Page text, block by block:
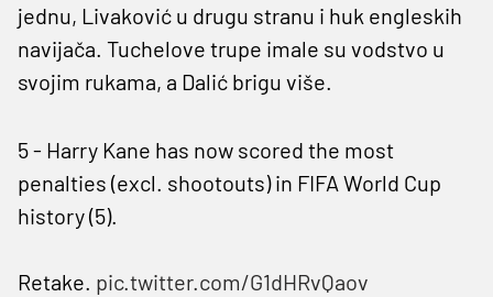
jednu, Livaković u drugu stranu i huk engleskih
navijača. Tuchelove trupe imale su vodstvo u
svojim rukama, a Dalić brigu više.
5 - Harry Kane has now scored the most
penalties (excl. shootouts) in FIFA World Cup
history (5).
Retake. pic.twitter.com/G1dHRvQaov